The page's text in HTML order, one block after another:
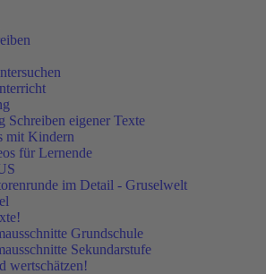
Schreiben eigener Texte
mit Kindern
für Lernende
im Detail - Gruselwelt
Grundschule
Sekundarstufe
wertschätzen!